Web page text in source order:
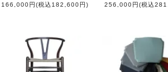
166,000円(税込182,600円)
256,000円(税込